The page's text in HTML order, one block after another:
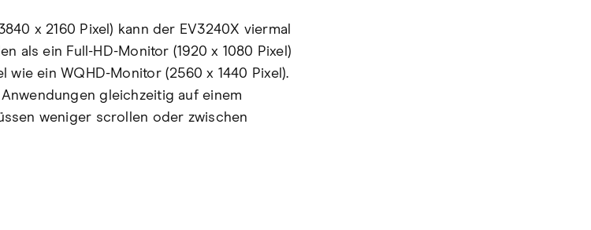
x 2160 Pixel) kann der EV3240X viermal
als ein Full-HD-Monitor (1920 x 1080 Pixel)
ein WQHD-Monitor (2560 x 1440 Pixel).
gleichzeitig auf einem
weniger scrollen oder zwischen